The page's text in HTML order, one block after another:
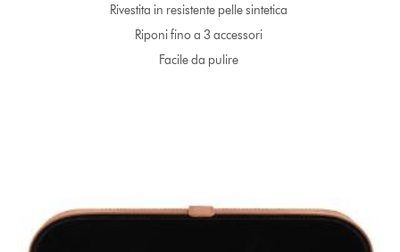
Rivestita in resistente pelle sintetica
Riponi fino a 3 accessori
Facile da pulire